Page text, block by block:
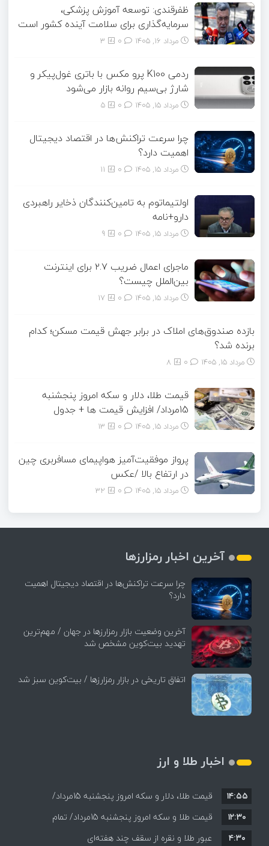
ظفرقندی: توسعه آموزش پزشکی،
سرمایه‌گذاری برای سلامت آینده کشور است
مرداد ۱۶, ۱۴۰۵ 3
ردمی K100 پرو مکس با باتری غول‌پیکر و
شارژ بی‌سیم روانه بازار می‌شود
مرداد ۱۵, ۱۴۰۵ 5
چرا سرعت تراکنش‌ها در اقتصاد دیجیتال
اهمیت دارد؟
مرداد ۱۵, ۱۴۰۵ 11
اولتیماتوم به تامین‌کنندگان ذخایر راهبردی
دارو+نامه
مرداد ۱۵, ۱۴۰۵ 9
ماجرای اعمال ضریب ۲.۷ برای اینترنت
بین‌الملل چیست؟
مرداد ۱۵, ۱۴۰۵ 17
بازده صندوق‌های املاک در برابر جهش قیمت مسکن؛ کدام
برنده شد؟
مرداد ۱۵, ۱۴۰۵ 8
قیمت طلا، دلار و سکه امروز پنجشنبه
15مرداد/ افزایش قیمت ها + جدول
مرداد ۱۵, ۱۴۰۵ 13
پرواز موفقیت‌آمیز هواپیمای مسافربری چین
در ارتفاع بالا /عکس
مرداد ۱۵, ۱۴۰۵ 32
آخرین اخبار رمزارزها
چرا سرعت تراکنش‌ها در اقتصاد دیجیتال اهمیت
دارد؟
آخرین وضعیت بازار رمزارزها در جهان / مهم‌ترین
تهدید بیت‌کوین مشخص شد
اتفاق تاریخی در بازار رمزارزها / بیت‌کوین سبز شد
اخبار طلا و ارز
قیمت طلا، دلار و سکه امروز پنجشنبه 15مرداد/
افزایش قیمت ها + جدول
۱۴:۵۵
قیمت طلا و سکه امروز پنجشنبه 15مرداد/ تمام
قیمت ها بر مدار افزایش + جدول
۱۲:۳۰
عبور طلا و نقره از سقف چند هفته‌ای
۴:۳۰